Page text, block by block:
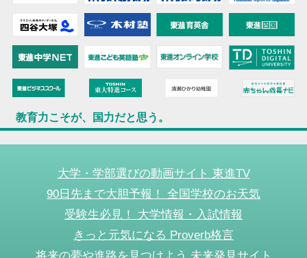
教育力こそが、国力だと思う。
大学・学部選びの動画サイト 東進TV
90日先まで大胆予報！ 全国学校のお天気
受験生必見！ 大学情報・入試情報
きっと元気になる Proverb格言